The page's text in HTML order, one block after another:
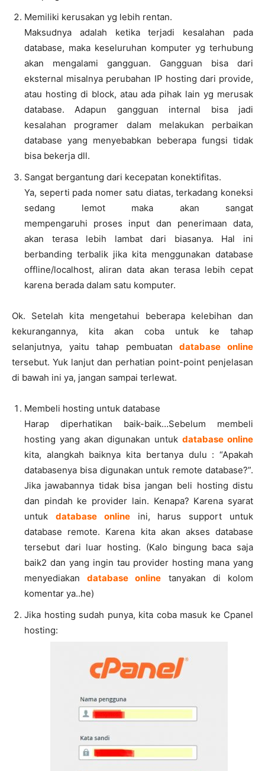
Memiliki kerusakan yg lebih rentan.
Maksudnya adalah ketika terjadi kesalahan pada
database, maka keseluruhan komputer yg terhubung
akan mengalami gangguan. Gangguan bisa dari
eksternal misalnya perubahan IP hosting dari provide,
atau hosting di block, atau ada pihak lain yg merusak
database. Adapun gangguan internal bisa jadi
kesalahan programer dalam melakukan perbaikan
database yang menyebabkan beberapa fungsi tidak
bisa bekerja dll.
Sangat bergantung dari kecepatan konektifitas.
Ya, seperti pada nomer satu diatas, terkadang koneksi
sedang lemot maka akan sangat
mempengaruhi proses input dan penerimaan data,
akan terasa lebih lambat dari biasanya. Hal ini
berbanding terbalik jika kita menggunakan database
offline/localhost, aliran data akan terasa lebih cepat
karena berada dalam satu komputer.
Ok. Setelah kita mengetahui beberapa kelebihan dan
kekurangannya, kita akan coba untuk ke tahap
selanjutnya, yaitu tahap pembuatandatabase online
tersebut. Yuk lanjut dan perhatian point-point penjelasan
di bawah ini ya, jangan sampai terlewat.
Membeli hosting untuk database
Harap diperhatikan baik-baik…Sebelum membeli
hosting yang akan digunakan untukdatabase online
kita, alangkah baiknya kita bertanya dulu : “Apakah
databasenya bisa digunakan untuk remote database?”.
Jika jawabannya tidak bisa jangan beli hosting distu
dan pindah ke provider lain. Kenapa? Karena syarat
untuk database onlineini, harus support untuk
database remote. Karena kita akan akses database
tersebut dari luar hosting. (Kalo bingung baca saja
baik2 dan yang ingin tau provider hosting mana yang
menyediakandatabase online tanyakan di kolom
komentar ya..he)
Jika hosting sudah punya, kita coba masuk ke Cpanel
hosting: